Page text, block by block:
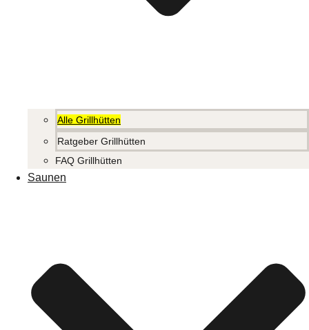
Alle Grillhütten
Ratgeber Grillhütten
FAQ Grillhütten
Saunen